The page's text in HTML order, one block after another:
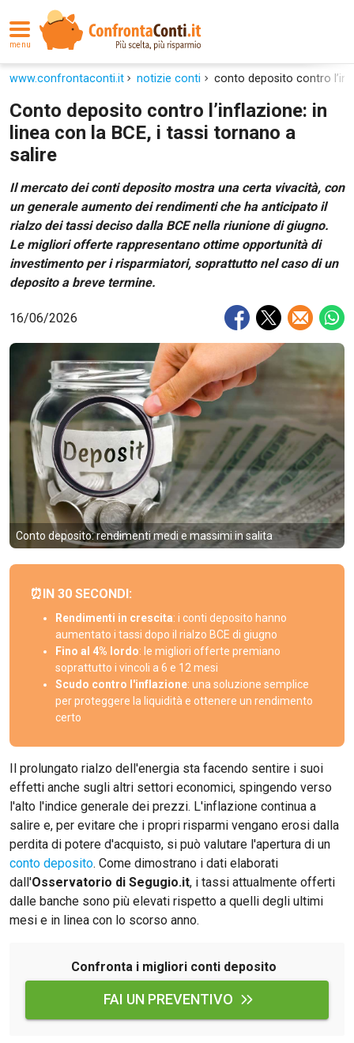
menu
www.confrontaconti.it notizie conti conto deposito contro
Conto deposito contro l’inflazione: in
linea con la BCE, i tassi tornano a
salire
Il mercato dei conti deposito mostra una certa vivacità, con
un generale aumento dei rendimenti che ha anticipato il
rialzo dei tassi deciso dalla BCE nella riunione di giugno.
Le migliori offerte rappresentano ottime opportunità di
investimento per i risparmiatori, soprattutto nel caso di un
deposito a breve termine.
16/06/2026
Conto deposito: rendimenti medi e massimi in salita
⏰IN 30 SECONDI:
Rendimenti in crescita: i conti deposito hanno
aumentato i tassi dopo il rialzo BCE di giugno
Fino al 4% lordo: le migliori offerte premiano
soprattutto i vincoli a 6 e 12 mesi
Scudo contro l'inflazione: una soluzione semplice
per proteggere la liquidità e ottenere un rendimento
certo
Il prolungato rialzo dell'energia sta facendo sentire i suoi
effetti anche sugli altri settori economici, spingendo verso
l'alto l'indice generale dei prezzi. L'inflazione continua a
salire e, per evitare che i propri risparmi vengano erosi dalla
perdita di potere d'acquisto, si può valutare l'apertura di un
conto deposito. Come dimostrano i dati elaborati
dall'Osservatorio di Segugio.it, i tassi attualmente offerti
dalle banche sono più elevati rispetto a quelli degli ultimi
mesi e in linea con lo scorso anno.
Confronta i migliori conti deposito
FAI UN PREVENTIVO